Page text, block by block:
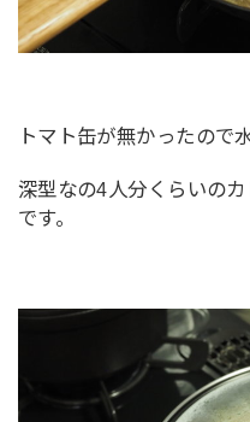
トマト缶が無かったので
深型なの4人分くらいの
です。